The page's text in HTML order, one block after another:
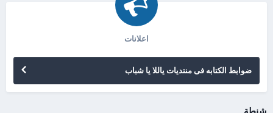
اعلانات
ضوابط الكتابه فى منتديات ياللا يا شباب